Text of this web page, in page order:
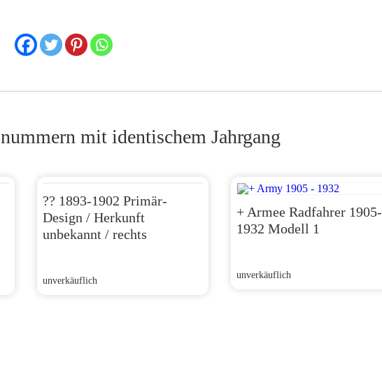
mit identischem Jahrgang
?? 1893-1902 Primär-
Design / Herkunft
unbekannt / rechts
unverkäuflich
+ Armee Radfahrer 1905-
1932 Modell 1
unverkäuflich